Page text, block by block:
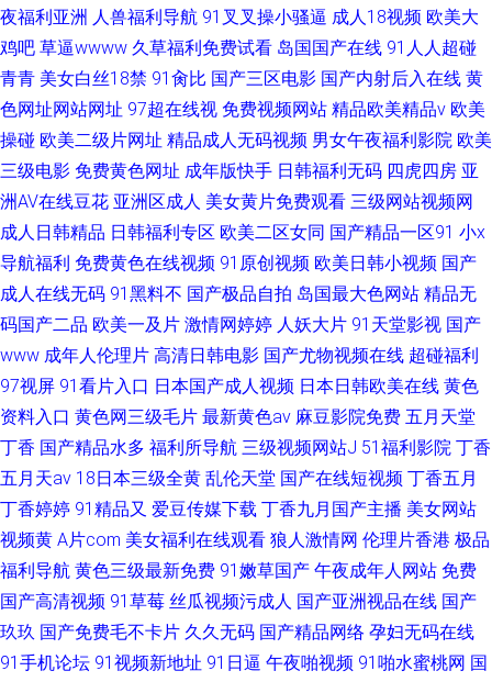
夜福利亚洲 人兽福利导航 91叉叉操小骚逼 成人18视频 欧美大
鸡吧 草逼wwww 久草福利免费试看 岛国国产在线 91人人超碰
青青 美女白丝18禁 91肏比 国产三区电影 国产内射后入在线 黄
色网址网站网址 97超在线视 免费视频网站 精品欧美精品v 欧美
操碰 欧美二级片网址 精品成人无码视频 男女午夜福利影院 欧美
三级电影 免费黄色网址 成年版快手 日韩福利无码 四虎四房 亚
洲AV在线豆花 亚洲区成人 美女黄片免费观看 三级网站视频网
成人日韩精品 日韩福利专区 欧美二区女同 国产精品一区91 小x
导航福利 免费黄色在线视频 91原创视频 欧美日韩小视频 国产
成人在线无码 91黑料不 国产极品自拍 岛国最大色网站 精品无
码国产二品 欧美一及片 激情网婷婷 人妖大片 91天堂影视 国产
www 成年人伦理片 高清日韩电影 国产尤物视频在线 超碰福利
97视屏 91看片入口 日本国产成人视频 日本日韩欧美在线 黄色
资料入口 黄色网三级毛片 最新黄色av 麻豆影院免费 五月天堂
丁香 国产精品水多 福利所导航 三级视频网站J 51福利影院 丁香
五月天av 18日本三级全黄 乱伦天堂 国产在线短视频 丁香五月
丁香婷婷 91精品又 爱豆传媒下载 丁香九月国产主播 美女网站
视频黄 A片com 美女福利在线观看 狼人激情网 伦理片香港 极品
福利导航 黄色三级最新免费 91嫩草国产 午夜成年人网站 免费
国产高清视频 91草莓 丝瓜视频污成人 国产亚洲视品在线 国产
玖玖 国产免费毛不卡片 久久无码 国产精品网络 孕妇无码在线
91手机论坛 91视频新地址 91日逼 午夜啪视频 91啪水蜜桃网 国